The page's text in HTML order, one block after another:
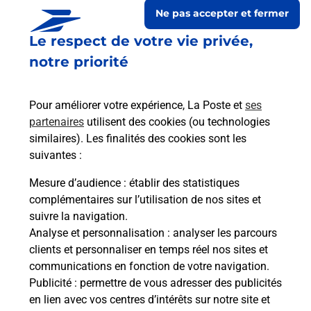
Le respect de votre vie privée,
notre priorité
Pour améliorer votre expérience, La Poste et ses
partenaires utilisent des cookies (ou technologies
similaires). Les finalités des cookies sont les
suivantes :
Mesure d’audience : établir des statistiques
complémentaires sur l’utilisation de nos sites et
suivre la navigation.
Analyse et personnalisation : analyser les parcours
clients et personnaliser en temps réel nos sites et
communications en fonction de votre navigation.
Publicité : permettre de vous adresser des publicités
en lien avec vos centres d’intérêts sur notre site et
Ne pas accepter et fermer
Collecte du courrier aujourd'hui à 09h00
51 Rue Principale
67350 Schalkendorf
Itinéraire
Le lien s'ouvre dans un nouvel onglet